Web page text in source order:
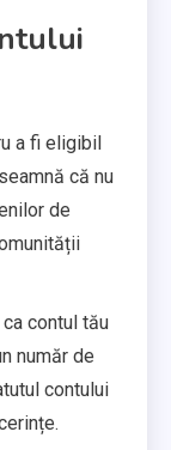
a fi eligibil
că nu
de
contul tău
număr de
contului